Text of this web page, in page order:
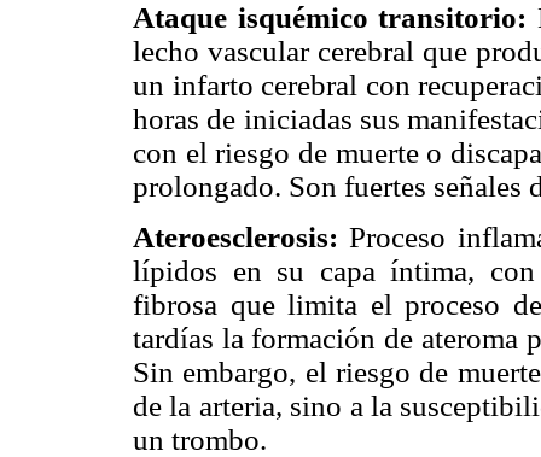
Ataque isquémico transitorio:
lecho vascular cerebral que
un infarto cerebral con
horas de iniciadas sus
con el riesgo de muerte o
prolongado. Son fuertes señales
Ateroesclerosis:Proceso
lípidos en su capa íntima,
fibrosa que limita el proceso
tardías la formación de
Sin embargo, el riesgo de
de la arteria, sino a la
un trombo.